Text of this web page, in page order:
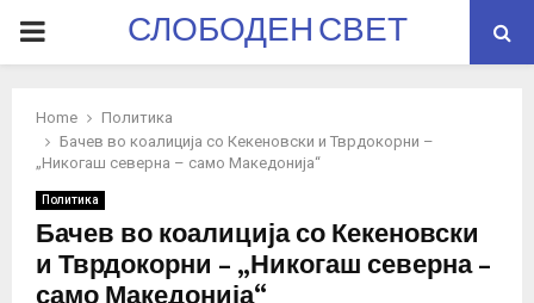
PRIMARYСЛОБОДЕН СВЕТ
Home
Политика
Бачев во коалиција со Кекеновски и Тврдокорни –
„Никогаш северна – само Македонија“
Политика
Бачев во коалиција со Кекеновски
и Тврдокорни – „Никогаш северна –